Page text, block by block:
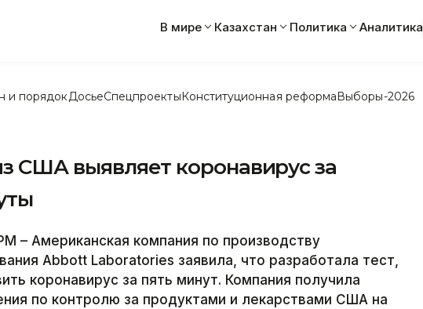
В мире Казахстан Политика Аналитика
и порядок ДосьеСпецпроектыКонституционная реформаВыборы-2026
США выявляет коронавирус за
Американская компания по производству
Abbott Laboratories заявила, что разработала тест,
коронавирус за пять минут. Компания получила
по контролю за продуктами и лекарствами США на